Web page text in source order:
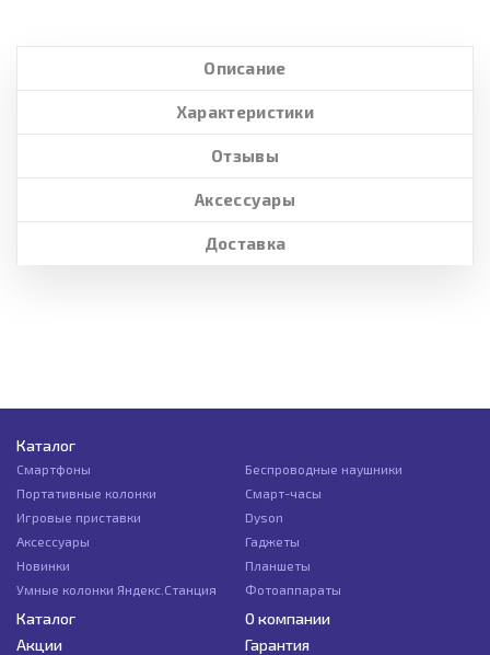
Описание
Характеристики
Отзывы
Аксессуары
Доставка
Каталог
Смартфоны
Беспроводные наушники
Портативные колонки
Смарт-часы
Игровые приставки
Dyson
Аксессуары
Гаджеты
Новинки
Планшеты
Умные колонки Яндекс.Станция
Фотоаппараты
Каталог
О компании
Акции
Гарантия